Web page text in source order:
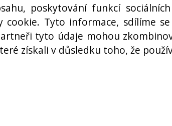
poskytování funkcí
cookie. Tyto informace, sdílíme
tyto údaje mohou
získali v důsledku toho, že
N00100934000
deska do mlýnku 3.0mm
Řezná